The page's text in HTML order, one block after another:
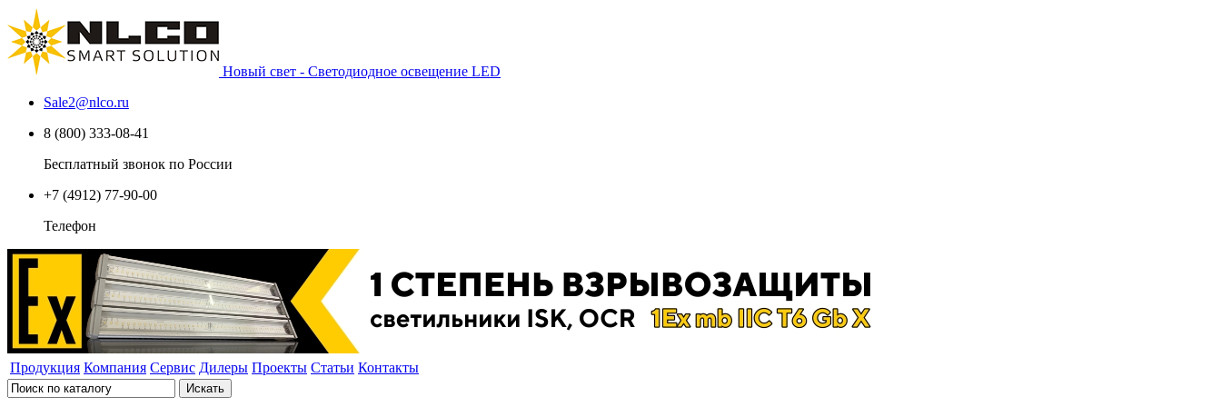
Новый свет - Светодиодное освещение LED
Sale2@nlco.ru
8 (800) 333-08-41
Бесплатный звонок по России
+7 (4912) 77-90-00
Телефон
Продукция Компания Сервис Дилеры Проекты Статьи Контакты